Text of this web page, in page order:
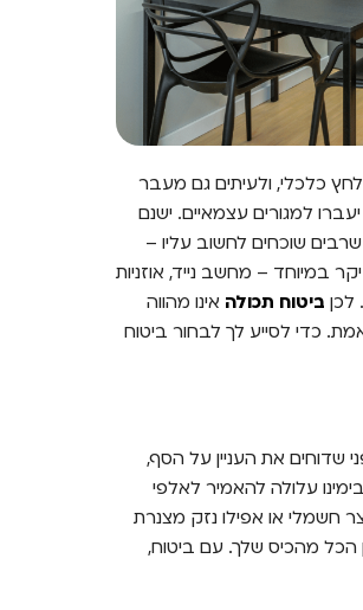
כלכלי, ולעיתים גם מעבר
למגורים עצמאיים. ישנם
שוכחים לחשוב עליו –
במיוחד – מחשב נייד, אוזניות
לכן ביטוח תכולה אינו מהווה
כדי לסייע לך לבחור ביטוח
שדוחים את העניין על הסף,
עלולה להאמיר לאלפי
חשמלי או אפילו נזק מצנרת
הכל מהכיס שלך. עם ביטוח,